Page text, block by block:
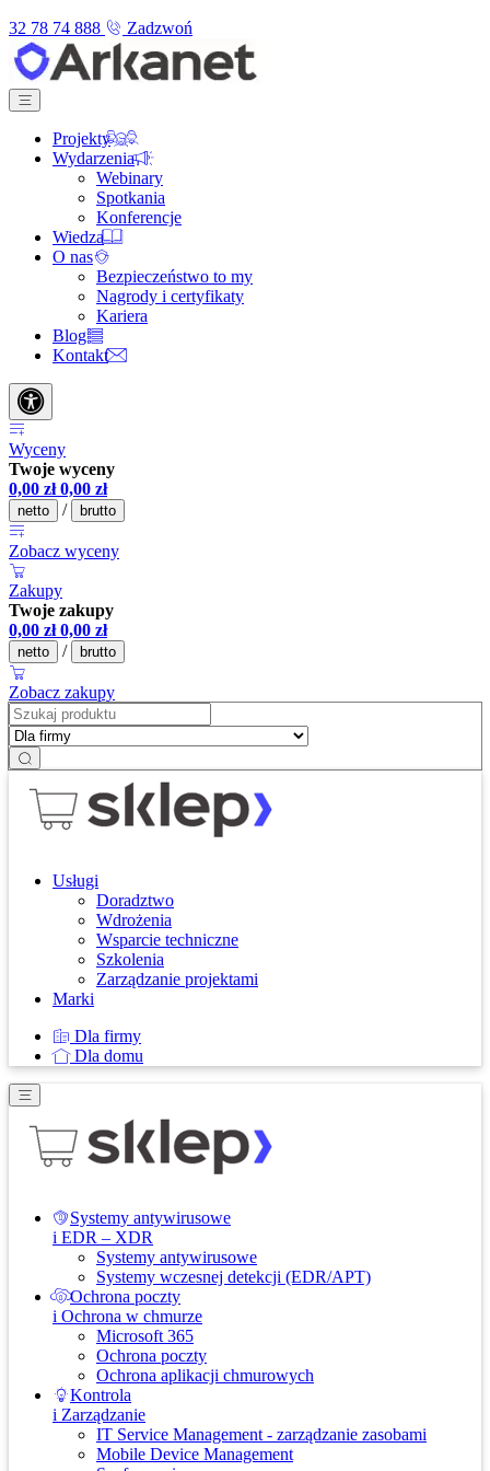
32 78 74 888
Zadzwoń
Projekty
Wydarzenia
Webinary
Spotkania
Konferencje
Wiedza
O nas
Bezpieczeństwo to my
Nagrody i certyfikaty
Kariera
Blog
Kontakt
Wyceny
Twoje wyceny
0,00 zł 0,00 zł
netto / brutto
Zobacz wyceny
Zakupy
Twoje zakupy
0,00 zł 0,00 zł
netto / brutto
Zobacz zakupy
Usługi
Doradztwo
Wdrożenia
Wsparcie techniczne
Szkolenia
Zarządzanie projektami
Marki
Dla firmy
Dla domu
Systemy antywirusowe
i EDR – XDR
Systemy antywirusowe
Systemy wczesnej detekcji (EDR/APT)
Ochrona poczty
i Ochrona w chmurze
Microsoft 365
Ochrona poczty
Ochrona aplikacji chmurowych
Kontrola
i Zarządzanie
IT Service Management - zarządzanie zasobami
Mobile Device Management